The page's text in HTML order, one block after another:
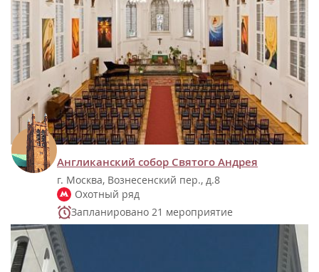
Англиканский собор Святого Андрея
г. Москва, Вознесенский пер., д.8
Охотный ряд
Запланировано 21 мероприятие